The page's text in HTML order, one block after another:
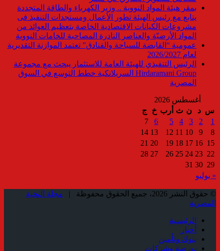
بمقر هيئة المواد النووية .. وزير الكهرباء والطاقة المتجددة
يتابع مع رئيس الهيئة تطور الأعمال ومستجدات التنفيذ فى
مشروعات الكيانات الاقتصادية الخاصة بتعظيم العوائد من
المواد الأرضيّة والعناصر النادرة المصاحبة للخامات النووية
عمومية “القابضة للسياحة والفنادق” تعتمد الموازنة التقديرية
لعام 2026/2027
الرئيس التنفيذي للهيئة العامة للاستثمار يبحث مع مجموعة
Hirdaramani Group السريلانكية خطط التوسع في السوق
المصرية
أغسطس 2026
س د ن ث أرب خ
ج
1
2
3
4
5
6
7
8
9
10
11
12
13
14
15
16
17
18
19
20
21
22
23
24
25
26
27
28
29
30
31
« يوليو
© حقوق النشر 2026، جميع الحقوق محفوظة |
مجلة النخبة
المصرية
الرئيسية
أخبار
بنوك وتأمين
بورصة وشركات